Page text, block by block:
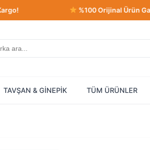
%100 Orijinal Ürün Garantisi!
TAVŞAN & GİNEPİK TÜM ÜRÜNLER